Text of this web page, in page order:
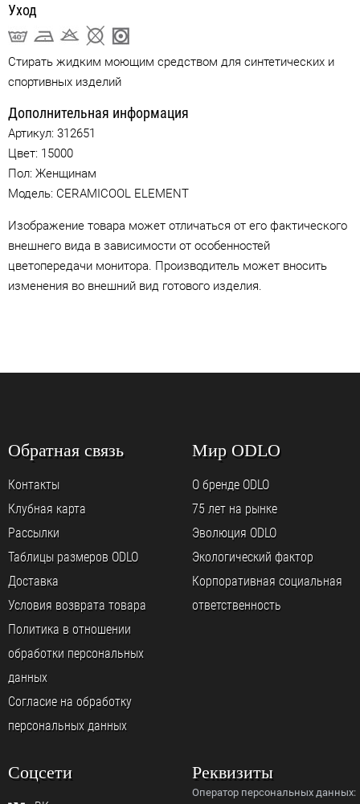
Уход
Стирать жидким моющим средством для синтетических и
спортивных изделий
Дополнительная информация
Артикул: 312651
Цвет: 15000
Пол: Женщинам
Модель: CERAMICOOL ELEMENT
Изображение товара может отличаться от его фактического
внешнего вида в зависимости от особенностей
цветопередачи монитора. Производитель может вносить
изменения во внешний вид готового изделия.
Обратная связь
Контакты
Клубная карта
Рассылки
Таблицы размеров ODLO
Доставка
Условия возврата товара
Политика в отношении
обработки персональных
данных
Согласие на обработку
персональных данных
Мир ODLO
О бренде ODLO
75 лет на рынке
Эволюция ODLO
Экологический фактор
Корпоративная социальная
ответственность
Соцсети Реквизиты
Оператор персональных данных: